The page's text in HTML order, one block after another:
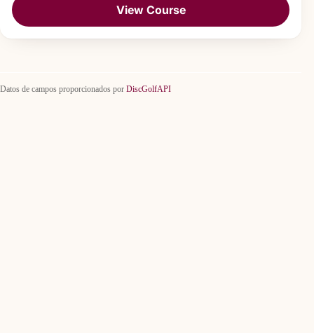
View Course
Datos de campos proporcionados por DiscGolfAPI